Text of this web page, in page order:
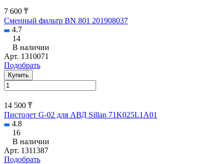
7 600 ₸
Сменный фильтр BN 801 201908037
4.7
14
В наличии
Арт. 1310071
Подобрать
Купить
14 500 ₸
Пистолет G-02 для АВД Sillan 71K025L1A01
4.8
16
В наличии
Арт. 1311387
Подобрать